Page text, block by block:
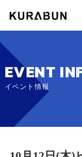
EVENT
イベント情報